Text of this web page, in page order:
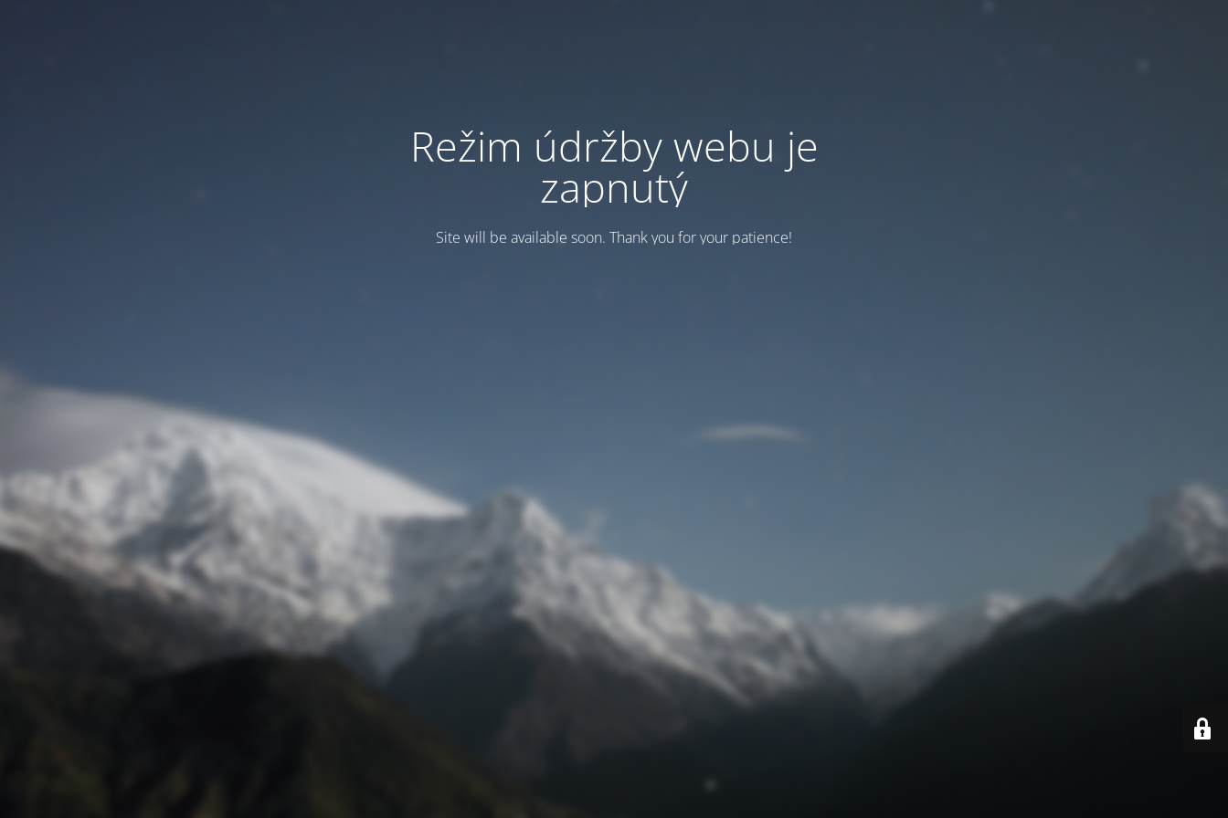
Režim údržby webu je
zapnutý
Site will be available soon. Thank you for your patience!